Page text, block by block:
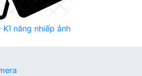
năng nhiếp ảnh